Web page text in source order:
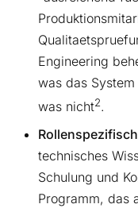
Engineering
was das
was nicht2.
Rollenspezifisch
technisches
Schulung und
Programm, das